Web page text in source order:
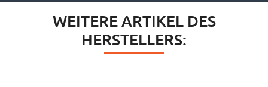
WEITERE ARTIKEL DES
HERSTELLERS: